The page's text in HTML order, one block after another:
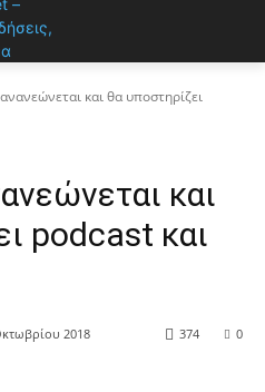
και θα υποστηρίζει
και
podcast και
2018 0
374